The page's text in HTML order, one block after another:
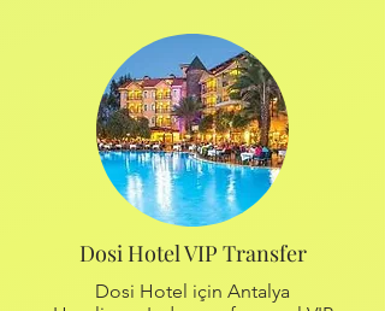
Dosi Hotel VIP Transfer
Dosi Hotel için Antalya